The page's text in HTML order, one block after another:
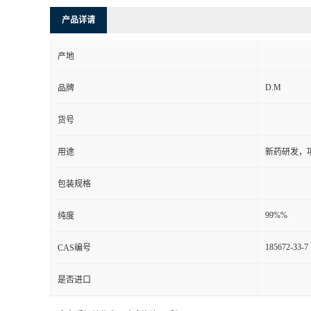
产品详请
产地
品牌 D.M
货号
用途 新药研发，
包装规格
纯度 99%%
CAS编号 185672-33-7
是否进口